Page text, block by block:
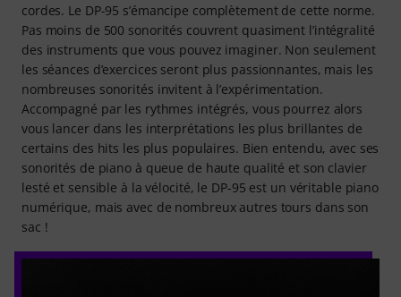
cordes. Le DP-95 s’émancipe complètement de cette norme.
Pas moins de 500 sonorités couvrent quasiment l’intégralité
des instruments que vous pouvez imaginer. Non seulement
les séances d’exercices seront plus passionnantes, mais les
nombreuses sonorités invitent à l’expérimentation.
Accompagné par les rythmes intégrés, vous pourrez alors
vous lancer dans les interprétations les plus brillantes de
certains des hits les plus populaires. Bien entendu, avec ses
sonorités de piano à queue de haute qualité et son clavier
lesté et sensible à la vélocité, le DP-95 est un véritable piano
numérique, mais avec de nombreux autres tours dans son
sac !